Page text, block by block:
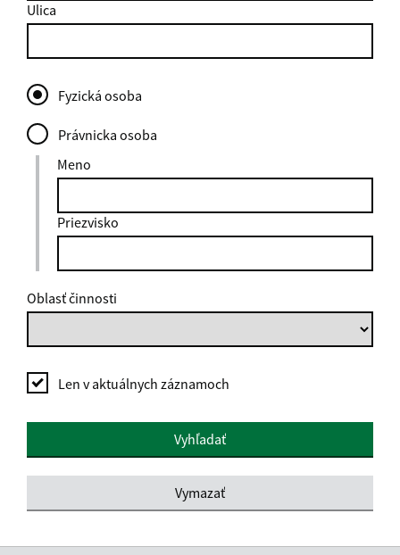
Ulica
Fyzická osoba
Právnicka osoba
Meno
Priezvisko
Oblasť činnosti
Len v aktuálnych záznamoch
Vyhľadať
Vymazať